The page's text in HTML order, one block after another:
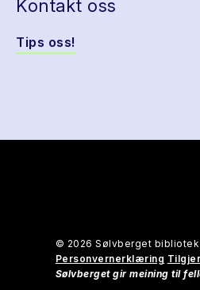
Kontakt oss
Tips oss!
© 2026 Sølvberget bibliotek
Personvernerklæring
Sølvberget gir meining til